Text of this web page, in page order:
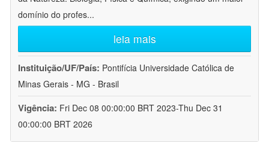
domínio do profes...
leia mais
Instituição/UF/País: Pontifícia Universidade Católica de
Minas Gerais - MG - Brasil
Vigência: Fri Dec 08 00:00:00 BRT 2023-Thu Dec 31
00:00:00 BRT 2026